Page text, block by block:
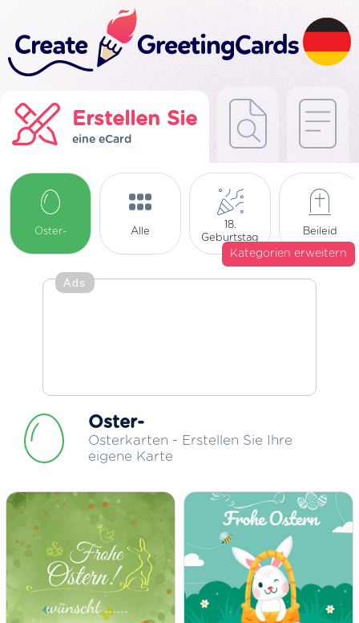
Erstellen Sie
eine eCard
Oster- Alle
18.
Geburtstag
Beileid
Kategorien erweitern
Ads
Oster-
Osterkarten - Erstellen Sie Ihre
eigene Karte